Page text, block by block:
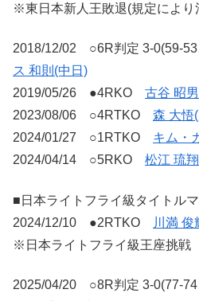
※東日本新人王敗退(規定により
2018/12/02 ○6R判定 3-0(59-
ス 和則(中日)
2019/05/26 ●4RKO 古谷 昭
2023/08/06 ○4RTKO 森 大悟
2024/01/27 ○1RTKO キム・
2024/04/14 ○5RKO 松江 琉
■日本ライトフライ級タイトル
2024/12/10 ●2RTKO
川満 俊
※日本ライトフライ級王座挑戦
2025/04/20 ○8R判定 3-0(77-